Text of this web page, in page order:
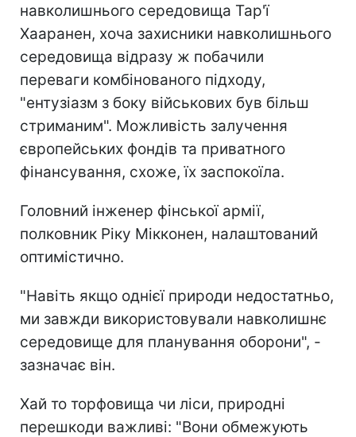
навколишнього середовища Тар'ї
Хааранен, хоча захисники навколишнього
середовища відразу ж побачили
переваги комбінованого підходу,
"ентузіазм з боку військових був більш
стриманим". Можливість залучення
європейських фондів та приватного
фінансування, схоже, їх заспокоїла.
Головний інженер фінської армії,
полковник Ріку Мікконен, налаштований
оптимістично.
"Навіть якщо однієї природи недостатньо,
ми завжди використовували навколишнє
середовище для планування оборони", -
зазначає він.
Хай то торфовища чи ліси, природні
перешкоди важливі: "Вони обмежують